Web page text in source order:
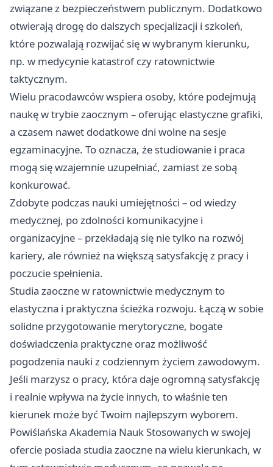
związane z bezpieczeństwem publicznym. Dodatkowo
otwierają drogę do dalszych specjalizacji i szkoleń,
które pozwalają rozwijać się w wybranym kierunku,
np. w medycynie katastrof czy ratownictwie
taktycznym.
Wielu pracodawców wspiera osoby, które podejmują
naukę w trybie zaocznym – oferując elastyczne grafiki,
a czasem nawet dodatkowe dni wolne na sesje
egzaminacyjne. To oznacza, że studiowanie i praca
mogą się wzajemnie uzupełniać, zamiast ze sobą
konkurować.
Zdobyte podczas nauki umiejętności – od wiedzy
medycznej, po zdolności komunikacyjne i
organizacyjne – przekładają się nie tylko na rozwój
kariery, ale również na większą satysfakcję z pracy i
poczucie spełnienia.
Studia zaoczne w ratownictwie medycznym to
elastyczna i praktyczna ścieżka rozwoju. Łączą w sobie
solidne przygotowanie merytoryczne, bogate
doświadczenia praktyczne oraz możliwość
pogodzenia nauki z codziennym życiem zawodowym.
Jeśli marzysz o pracy, która daje ogromną satysfakcję
i realnie wpływa na życie innych, to właśnie ten
kierunek może być Twoim najlepszym wyborem.
Powiślańska Akademia Nauk Stosowanych w swojej
ofercie posiada studia zaoczne na wielu kierunkach, w